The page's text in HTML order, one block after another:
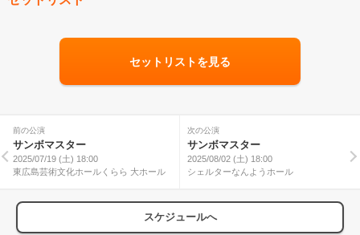
セットリストを見る
前の公演
サンボマスター
2025/07/19 (土) 18:00
東広島芸術文化ホールくらら 大ホール
次の公演
サンボマスター
2025/08/02 (土) 18:00
シェルターなんようホール
スケジュールへ